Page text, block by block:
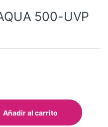
500-UVP
2 L quantity
Añadir al carrito